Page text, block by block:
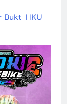
Bukti HKU